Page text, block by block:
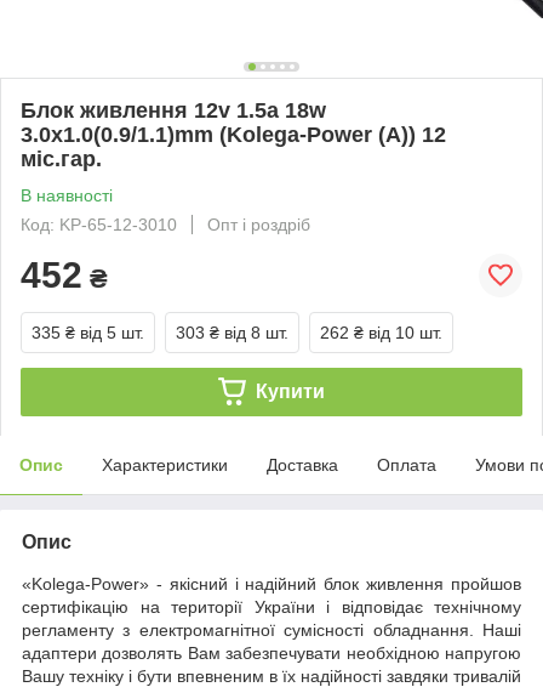
Блок живлення 12v 1.5a 18w
3.0x1.0(0.9/1.1)mm (Kolega-Power (A)) 12
міс.гар.
В наявності
Код: KP-65-12-3010
Опт і роздріб
452 ₴
335 ₴ від 5 шт. 303 ₴ від 8 шт. 262 ₴ від 10 шт.
Купити
Опис Характеристики Доставка Оплата Умови
Опис
«Kolega-Power» - якісний і надійний блок живлення пройшов
сертифікацію на території України і відповідає технічному
регламенту з електромагнітної сумісності обладнання. Наші
адаптери дозволять Вам забезпечувати необхідною напругою
Вашу техніку і бути впевненим в їх надійності завдяки тривалій